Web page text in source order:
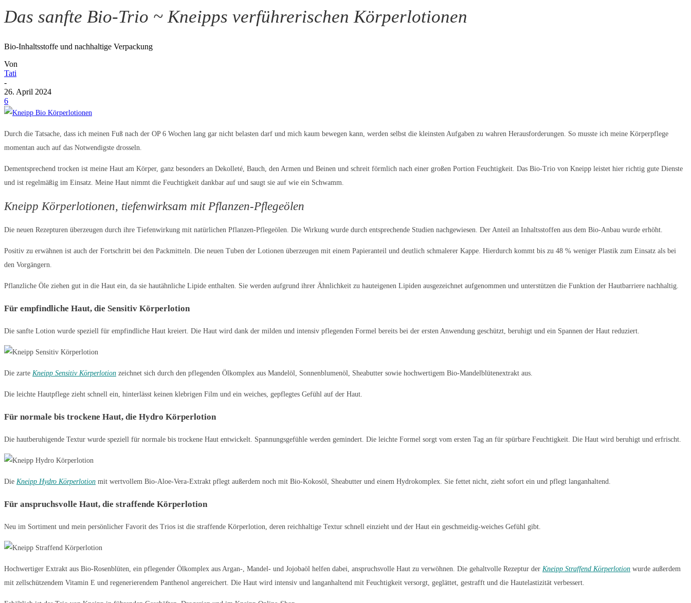
Das sanfte Bio-Trio ~ Kneipps verführerischen Körperlotionen
Bio-Inhaltsstoffe und nachhaltige Verpackung
Von
Tati
-
26. April 2024
6
Durch die Tatsache, dass ich meinen Fuß nach der OP 6 Wochen lang gar nicht belasten darf und mich kaum bewegen kann, werden selbst die kleinsten Aufgaben zu wahren Herausforderungen. So musste ich meine Körperpflege
momentan auch auf das Notwendigste drosseln.
Dementsprechend trocken ist meine Haut am Körper, ganz besonders an Dekolleté, Bauch, den Armen und Beinen und schreit förmlich nach einer großen Portion Feuchtigkeit. Das Bio-Trio von Kneipp leistet hier richtig gute Dienste
und ist regelmäßig im Einsatz. Meine Haut nimmt die Feuchtigkeit dankbar auf und saugt sie auf wie ein Schwamm.
Kneipp Körperlotionen, tiefenwirksam mit Pflanzen-Pflegeölen
Die neuen Rezepturen überzeugen durch ihre Tiefenwirkung mit natürlichen Pflanzen-Pflegeölen. Die Wirkung wurde durch entsprechende Studien nachgewiesen. Der Anteil an Inhaltsstoffen aus dem Bio-Anbau wurde erhöht.
Positiv zu erwähnen ist auch der Fortschritt bei den Packmitteln. Die neuen Tuben der Lotionen überzeugen mit einem Papieranteil und deutlich schmalerer Kappe. Hierdurch kommt bis zu 48 % weniger Plastik zum Einsatz als bei
den Vorgängern.
Pflanzliche Öle ziehen gut in die Haut ein, da sie hautähnliche Lipide enthalten. Sie werden aufgrund ihrer Ähnlichkeit zu hauteigenen Lipiden ausgezeichnet aufgenommen und unterstützen die Funktion der Hautbarriere nachhaltig.
Für empfindliche Haut, die Sensitiv Körperlotion
Die sanfte Lotion wurde speziell für empfindliche Haut kreiert. Die Haut wird dank der milden und intensiv pflegenden Formel bereits bei der ersten Anwendung geschützt, beruhigt und ein Spannen der Haut reduziert.
Die zarte Kneipp Sensitiv Körperlotion zeichnet sich durch den pflegenden Ölkomplex aus Mandelöl, Sonnenblumenöl, Sheabutter sowie hochwertigem Bio-Mandelblütenextrakt aus.
Die leichte Hautpflege zieht schnell ein, hinterlässt keinen klebrigen Film und ein weiches, gepflegtes Gefühl auf der Haut.
Für normale bis trockene Haut, die Hydro Körperlotion
Die hautberuhigende Textur wurde speziell für normale bis trockene Haut entwickelt. Spannungsgefühle werden gemindert. Die leichte Formel sorgt vom ersten Tag an für spürbare Feuchtigkeit. Die Haut wird beruhigt und erfrischt.
Die Kneipp Hydro Körperlotion mit wertvollem Bio-Aloe-Vera-Extrakt pflegt außerdem noch mit Bio-Kokosöl, Sheabutter und einem Hydrokomplex. Sie fettet nicht, zieht sofort ein und pflegt langanhaltend.
Für anspruchsvolle Haut, die straffende Körperlotion
Neu im Sortiment und mein persönlicher Favorit des Trios ist die straffende Körperlotion, deren reichhaltige Textur schnell einzieht und der Haut ein geschmeidig-weiches Gefühl gibt.
Hochwertiger Extrakt aus Bio-Rosenblüten, ein pflegender Ölkomplex aus Argan-, Mandel- und Jojobaöl helfen dabei, anspruchsvolle Haut zu verwöhnen. Die gehaltvolle Rezeptur der Kneipp Straffend Körperlotion wurde außerdem
mit zellschützendem Vitamin E und regenerierendem Panthenol angereichert. Die Haut wird intensiv und langanhaltend mit Feuchtigkeit versorgt, geglättet, gestrafft und die Hautelastizität verbessert.